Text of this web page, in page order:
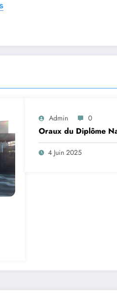
Admin 0
Oraux du Diplôme
4 Juin 2025